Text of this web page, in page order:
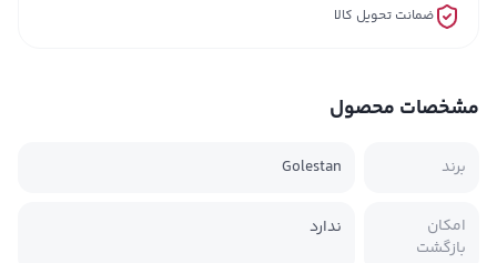
ضمانت تحویل کالا
مشخصات محصول
برند Golestan
امکان
بازگشت
ندارد